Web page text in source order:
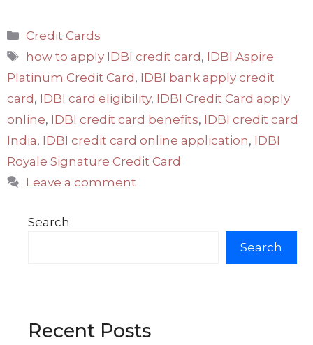
Categories
Credit Cards
Tags
how to apply IDBI credit card, IDBI Aspire
Platinum Credit Card, IDBI bank apply credit
card, IDBI card eligibility, IDBI Credit Card apply
online, IDBI credit card benefits, IDBI credit card
India, IDBI credit card online application, IDBI
Royale Signature Credit Card
Leave a comment
Search
Search
Recent Posts